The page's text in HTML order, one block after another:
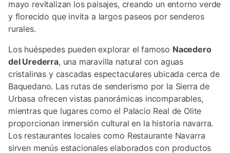
mayo revitalizan los paisajes, creando un entorno verde
y florecido que invita a largos paseos por senderos
rurales.
Los huéspedes pueden explorar el famoso Nacedero
del Urederra, una maravilla natural con aguas
cristalinas y cascadas espectaculares ubicada cerca de
Baquedano. Las rutas de senderismo por la Sierra de
Urbasa ofrecen vistas panorámicas incomparables,
mientras que lugares como el Palacio Real de Olite
proporcionan inmersión cultural en la historia navarra.
Los restaurantes locales como Restaurante Navarra
sirven menús estacionales elaborados con productos